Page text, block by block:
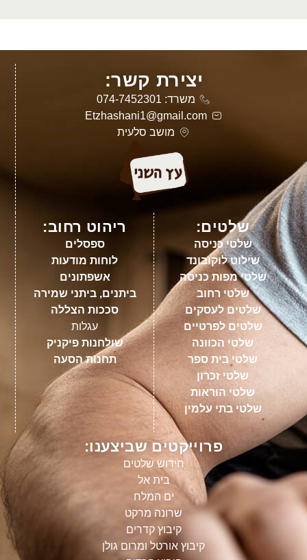
יצירת קשר:
משרד: 074-7452301
Etzhashani1@gmail.com
מושב סלעית
שלטים:
שלטי כניסה
שילוט לוקובונד
שלטי מפות כניסה
שלטי רחוב
שלטים לעסקים
שלטים לפרטיים
שלטי הכוונה
שלטי בית ספר
שלטי זכרון
שלטי הוראות
שלטי בתי עלמין
ריהוט רחוב:
ספסלים
לוחות מודעות
אשפתונים
ביתנים, ביתני שמירה
סככות הצללה
עגלות
שולחנות פיקניק
תחנות הסעה
פרוייקטים שביצענו:
חידוש שלטים
בית אל
ים המלח
שרונה מרקט
קיבוץ קדרים
קיבוץ אורטל ומרום גולן